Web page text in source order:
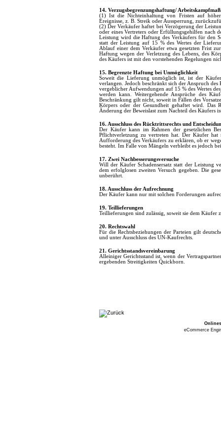
14. Verzugsbegrenzungshaftung/
(1) Ist die Nichteinhaltung von Fristen auf
Ereignisse, z. B. Streik oder Aussperrung,
(2) Der Verkäufer haftet bei Verzögerung der
oder eines Vertreters oder Erfüllungsgehilfen nach
Leistung wird die Haftung des Verkäufers für den
statt der Leistung auf 15 % des Wertes der
Ablauf einer dem Verkäufer etwa gesetzten Frist
Haftung wegen der Verletzung des Lebens, des
des Käufers ist mit den vorstehenden Regelungen
15. Begrenzte Haftung bei Unmöglichkeit
Soweit die Lieferung unmöglich ist, ist der Käufer
verlangen. Jedoch beschränkt sich der Anspruch
vergeblicher Aufwendungen auf 15 % des Wertes
werden kann. Weitergehende Ansprüche des
Beschränkung gilt nicht, soweit in Fällen des
Körpers oder der Gesundheit gehaftet wird. Das
Änderung der Beweislast zum Nachteil des Käufers
16. Ausschluss des Rücktrittsrechts und
Der Käufer kann im Rahmen der gesetzlichen
Pflichtverletzung zu vertreten hat. Der Käufer hat
Aufforderung des Verkäufers zu erklären, ob er
besteht. Im Falle von Mängeln verbleibt es jedoch
17. Zwei Nachbesserungsversuche
Will der Käufer Schadensersatz statt der Leistung
dem erfolglosen zweiten Versuch gegeben. Die
unberührt.
18. Ausschluss der Aufrechnung
Der Käufer kann nur mit solchen Forderungen
19. Teillieferungen
Teillieferungen sind zulässig, soweit sie dem Käufer
20. Rechtswahl
Für die Rechtsbeziehungen der Parteien gilt
und unter Ausschluss des UN-Kaufrechts.
21. Gerichtsstandsvereinbarung
Alleiniger Gerichtsstand ist, wenn der
ergebenden Streitigkeiten Quickborn.
eCommerce